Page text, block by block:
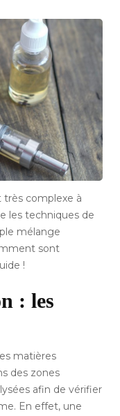
très complexe à
les techniques de
mélange
sont
!
: les
matières
des zones
afin de vérifier
En effet, une